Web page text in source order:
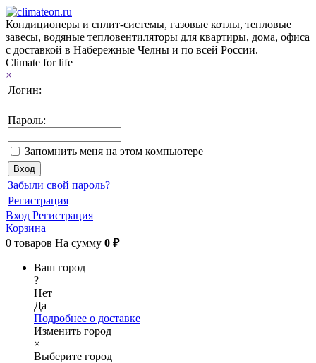
Кондиционеры и сплит-системы, газовые котлы, тепловые
завесы, водяные тепловентиляторы для квартиры, дома, офиса
с доставкой в Набережные Челны и по всей России.
Climate for life
×
Логин:
Пароль:
Запомнить меня на этом компьютере
Забыли свой пароль?
Регистрация
Вход Регистрация
Корзина
0 товаров На сумму 0 ₽
Ваш город
?
Нет
Да
Подробнее о доставке
Изменить город
×
Выберите город